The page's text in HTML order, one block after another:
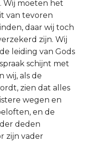
Wij moeten het
van tevoren
daar wij toch
zijn. Wij
leiding van Gods
schijnt met
wij, als de
zien dat alles
wegen en
en de
deden
zijn vader